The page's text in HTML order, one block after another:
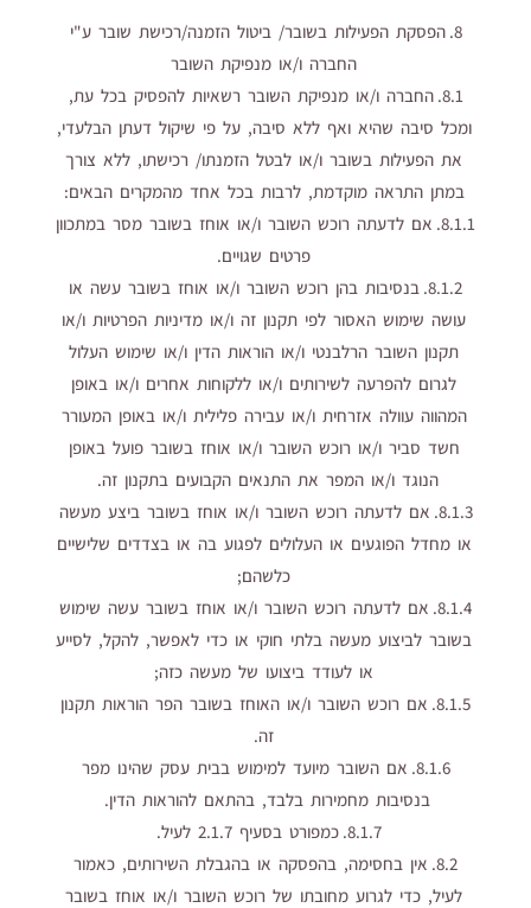
8. הפסקת הפעילות בשובר/ ביטול הזמנה/רכישת שובר ע"י
החברה ו/או מנפיקת השובר
8.1. החברה ו/או מנפיקת השובר רשאיות להפסיק בכל עת,
ומכל סיבה שהיא ואף ללא סיבה, על פי שיקול דעתן הבלעדי,
את הפעילות בשובר ו/או לבטל הזמנתו/ רכישתו, ללא צורך
במתן התראה מוקדמת, לרבות בכל אחד מהמקרים הבאים:
8.1.1. אם לדעתה רוכש השובר ו/או אוחז בשובר מסר במתכוון
פרטים שגויים.
8.1.2. בנסיבות בהן רוכש השובר ו/או אוחז בשובר עשה או
עושה שימוש האסור לפי תקנון זה ו/או מדיניות הפרטיות ו/או
תקנון השובר הרלבנטי ו/או הוראות הדין ו/או שימוש העלול
לגרום להפרעה לשירותים ו/או ללקוחות אחרים ו/או באופן
המהווה עוולה אזרחית ו/או עבירה פלילית ו/או באופן המעורר
חשד סביר ו/או רוכש השובר ו/או אוחז בשובר פועל באופן
הנוגד ו/או המפר את התנאים הקבועים בתקנון זה.
8.1.3. אם לדעתה רוכש השובר ו/או אוחז בשובר ביצע מעשה
או מחדל הפוגעים או העלולים לפגוע בה או בצדדים שלישיים
כלשהם;
8.1.4. אם לדעתה רוכש השובר ו/או אוחז בשובר עשה שימוש
בשובר לביצוע מעשה בלתי חוקי או כדי לאפשר, להקל, לסייע
או לעודד ביצועו של מעשה כזה;
8.1.5. אם רוכש השובר ו/או האוחז בשובר הפר הוראות תקנון
זה.
8.1.6. אם השובר מיועד למימוש בבית עסק שהינו מפר
בנסיבות מחמירות בלבד, בהתאם להוראות הדין.
8.1.7. כמפורט בסעיף 2.1.7 לעיל.
8.2. אין בחסימה, בהפסקה או בהגבלת השירותים, כאמור
לעיל, כדי לגרוע מחובתו של רוכש השובר ו/או אוחז בשובר